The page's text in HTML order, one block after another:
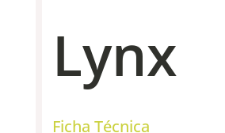
Lynx
Ficha Técnica